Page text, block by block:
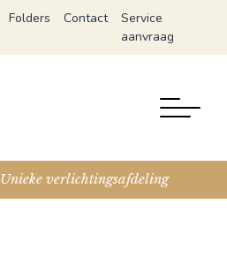
Folders Contact
Service
aanvraag
Unieke verlichtingsafdeling